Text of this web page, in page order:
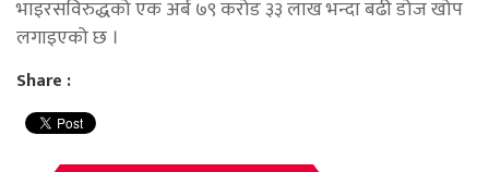
भाइरसविरुद्धको एक अर्ब ७९ करोड ३३ लाख भन्दा बढी डोज खोप
लगाइएको छ ।
Share :